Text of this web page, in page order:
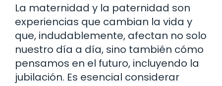
La maternidad y la paternidad son
experiencias que cambian la vida y
que, indudablemente, afectan no solo
nuestro día a día, sino también cómo
pensamos en el futuro, incluyendo la
jubilación. Es esencial considerar